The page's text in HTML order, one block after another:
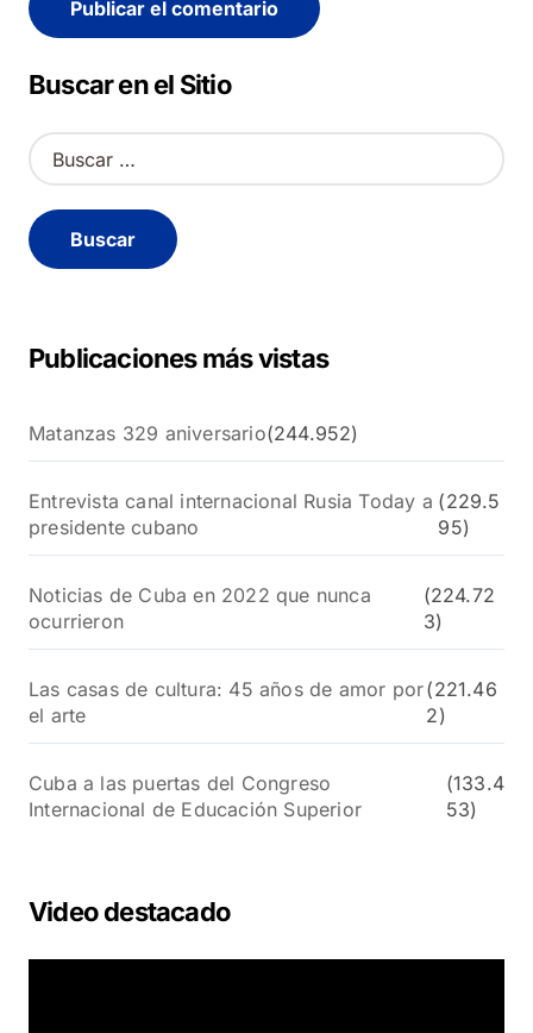
Alternative:
Buscar en el Sitio
B
u
c
a
Publicaciones más vistas
Matanzas 329 aniversario(244.952)
Entrevista canal internacional Rusia Today a
presidente cubano
(229.5
95)
Noticias de Cuba en 2022 que nunca
ocurrieron
(224.72
3)
Las casas de cultura: 45 años de amor por
el arte
(221.46
2)
Cuba a las puertas del Congreso
Internacional de Educación Superior
(133.4
53)
Video destacado